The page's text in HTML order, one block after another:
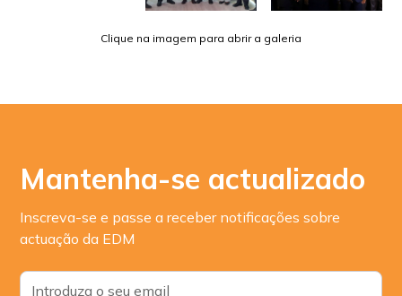
Clique na imagem para abrir a galeria
Mantenha-se actualizado
Inscreva-se e passe a receber notificações sobre
actuação da EDM